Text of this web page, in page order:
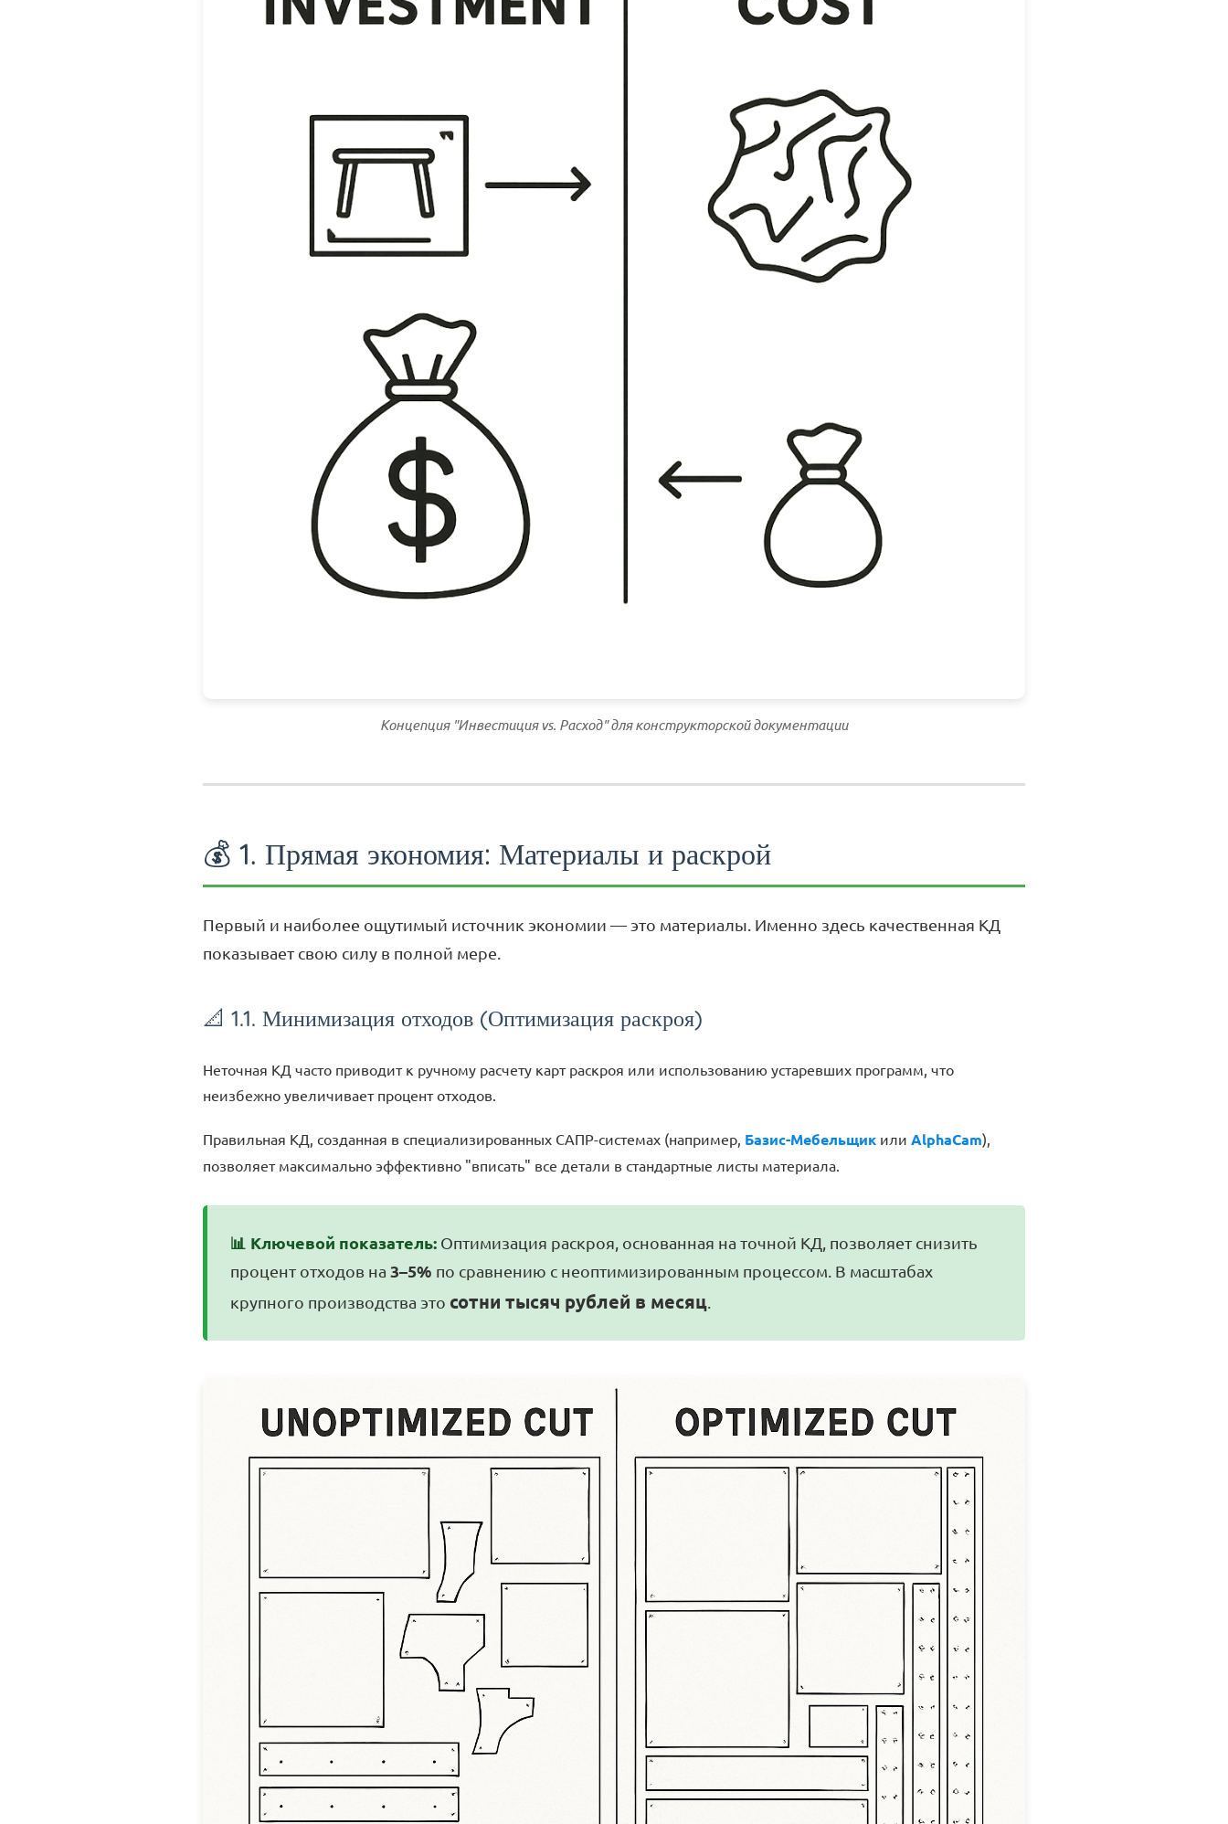
Концепция "Инвестиция vs. Расход" для конструкторской документации
💰 1. Прямая экономия: Материалы и раскрой
Первый и наиболее ощутимый источник экономии — это материалы. Именно здесь качественная КД
показывает свою силу в полной мере.
📐 1.1. Минимизация отходов (Оптимизация раскроя)
Неточная КД часто приводит к ручному расчету карт раскроя или использованию устаревших программ, что
неизбежно увеличивает процент отходов.
Правильная КД, созданная в специализированных САПР-системах (например, Базис-Мебельщик или AlphaCam),
позволяет максимально эффективно "вписать" все детали в стандартные листы материала.
📊 Ключевой показатель: Оптимизация раскроя, основанная на точной КД, позволяет снизить
процент отходов на 3–5% по сравнению с неоптимизированным процессом. В масштабах
крупного производства это сотни тысяч рублей в месяц